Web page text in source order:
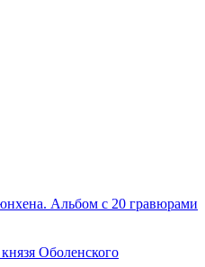
Альбом с 20 гравюрами